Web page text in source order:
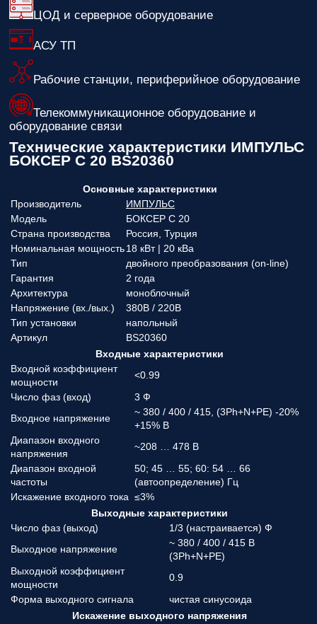
ЦОД и серверное оборудование
АСУ ТП
Рабочие станции, периферийное оборудование
Телекоммуникационное оборудование и
оборудование связи
Технические характеристики ИМПУЛЬС
БОКСЕР С 20 BS20360
Основные характеристики
Производитель
ИМПУЛЬС
Модель
БОКСЕР С 20
Страна производства
Россия, Турция
Номинальная мощность18 кВт | 20 кВа
Тип
двойного преобразования (on-line)
Гарантия
2 года
Архитектура
моноблочный
Напряжение (вx./вых.)
380В / 220В
Тип установки
напольный
Артикул
BS20360
Входные характеристики
Входной коэффициент
мощности
<0.99
Число фаз (вход)
3 Ф
Входное напряжение
~ 380 / 400 / 415, (3Ph+N+PE) -20%
+15% В
Диапазон входного
напряжения
~208 … 478 В
Диапазон входной
частоты
50; 45 … 55; 60: 54 … 66
(автоопределение) Гц
Искажение входного тока ≤3%
Выходные характеристики
Число фаз (выход)
1/3 (настраивается) Ф
Выходное напряжение
~ 380 / 400 / 415 В
(3Ph+N+PE)
Выходной коэффициент
мощности
0.9
Форма выходного сигнала
чистая синусоида
Искажение выходного напряжения